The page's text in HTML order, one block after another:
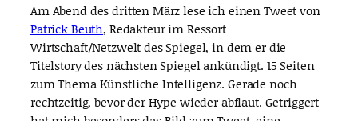
Am Abend des dritten März lese ich einen Tweet von
Patrick Beuth, Redakteur im Ressort
Wirtschaft/Netzwelt des Spiegel, in dem er die
Titelstory des nächsten Spiegel ankündigt. 15 Seiten
zum Thema Künstliche Intelligenz. Gerade noch
rechtzeitig, bevor der Hype wieder abflaut. Getriggert